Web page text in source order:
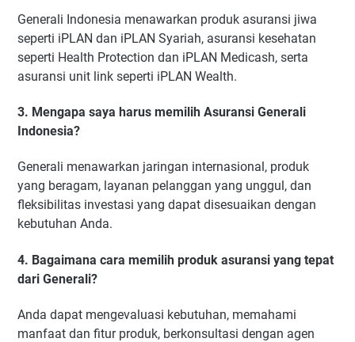
Generali Indonesia menawarkan produk asuransi jiwa
seperti iPLAN dan iPLAN Syariah, asuransi kesehatan
seperti Health Protection dan iPLAN Medicash, serta
asuransi unit link seperti iPLAN Wealth.
3. Mengapa saya harus memilih Asuransi Generali
Indonesia?
Generali menawarkan jaringan internasional, produk
yang beragam, layanan pelanggan yang unggul, dan
fleksibilitas investasi yang dapat disesuaikan dengan
kebutuhan Anda.
4. Bagaimana cara memilih produk asuransi yang tepat
dari Generali?
Anda dapat mengevaluasi kebutuhan, memahami
manfaat dan fitur produk, berkonsultasi dengan agen